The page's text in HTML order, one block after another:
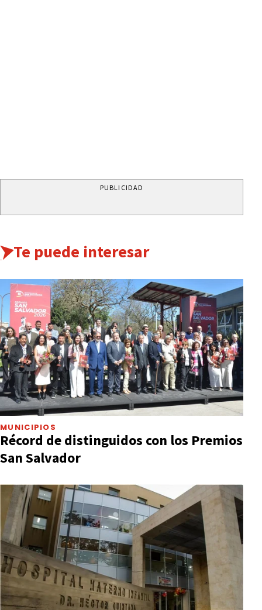
PUBLICIDAD
Te puede interesar
MUNICIPIOS
Récord de distinguidos con los Premios
San Salvador